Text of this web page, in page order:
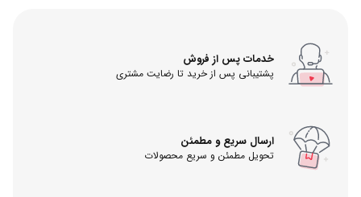
خدمات پس از فروش
پشتیبانی پس از خرید تا رضایت مشتری
ارسال سریع و مطمئن
تحویل مطمئن و سریع محصولات